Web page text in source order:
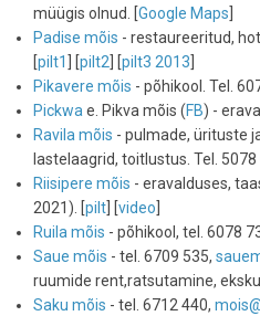
müügis olnud. [Google Maps
Padise mõis - restaureeritud,
[pilt1 ] [pilt2 ] [pilt3 2013
Pikavere mõis - põhikool. Tel.
Pickwae. Pikva mõis (FB) -
Ravila mõis - pulmade, ürituste
lastelaagrid, toitlustus. Tel. 5078
Riisipere mõis - eravalduses,
2021). [pilt ] [video
Ruila mõis - põhikool, tel. 6078
Saue mõis - tel. 6709 535,
ruumide rent,ratsutamine,
Saku mõis - tel. 6712 440,